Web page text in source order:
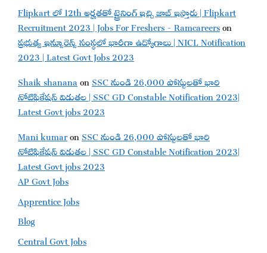
Flipkart లో 12th అర్హతతో ట్రైనింగ్ ఇచ్చి జాబ్ ఇస్తారు | Flipkart
Recruitment 2023 | Jobs For Freshers - Ramcareerson
ప్రభుత్వ ఇన్సూరెన్స్ సంస్థలో భారీగా ఉద్యోగాలు | NICL Notification
2023 | Latest Govt Jobs 2023
Shaik shananaonSSC నుండి 26,000 పోస్టులతో భారి
నోటిఫికేషన్ విడుతల | SSC GD Constable Notification 2023|
Latest Govt jobs 2023
Mani kumaronSSC నుండి 26,000 పోస్టులతో భారి
నోటిఫికేషన్ విడుతల | SSC GD Constable Notification 2023|
Latest Govt jobs 2023
AP Govt Jobs
Apprentice Jobs
Blog
Central Govt Jobs